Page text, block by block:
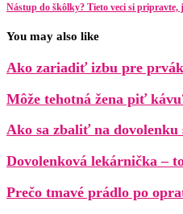
Nástup do škôlky? Tieto veci si pripravte,
You may also like
Ako zariadiť izbu pre
Môže tehotná žena piť
Ako sa zbaliť na dovolenku
Dovolenková lekárnička –
Prečo tmavé prádlo po